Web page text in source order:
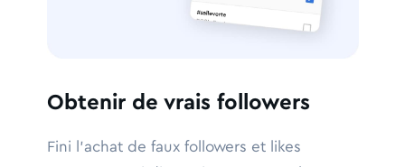
Obtenir de vrais followers
Fini l'achat de faux followers et likes